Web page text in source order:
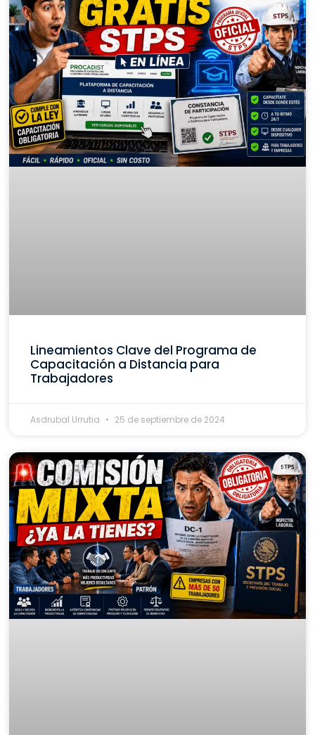
Lineamientos Clave del Programa de
Capacitación a Distancia para
Trabajadores
Asdrubal Urrutia 25 de septiembre de 2024